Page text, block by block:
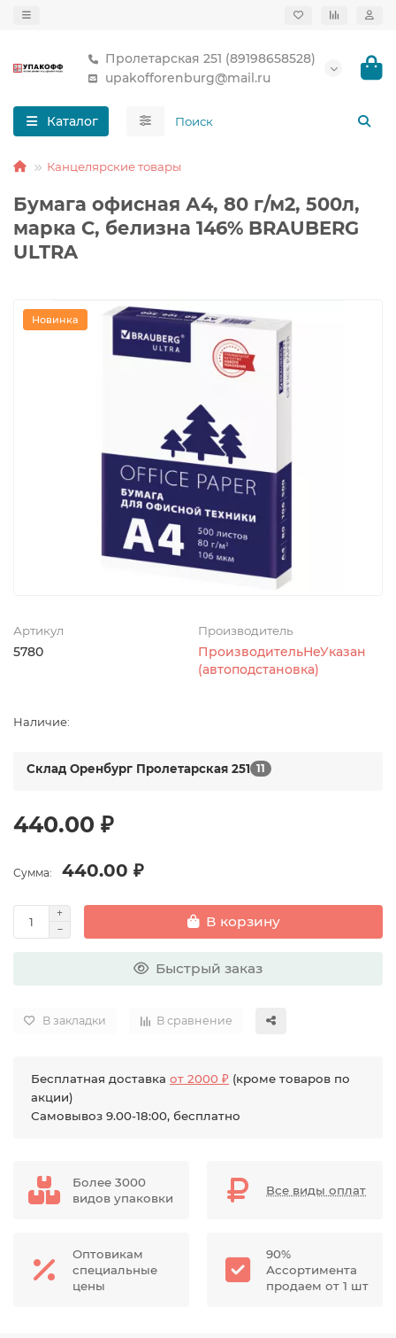
Пролетарская 251 (89198658528)
upakofforenburg@mail.ru
Каталог
Канцелярские товары
Бумага офисная А4, 80 г/м2, 500л,
марка С, белизна 146% BRAUBERG
ULTRA
Новинка
Артикул
5780
Производитель
ПроизводительНеУказан
(автоподстановка)
Наличие:
Склад Оренбург Пролетарская 251 11
440.00 ₽
Сумма: 440.00 ₽
В корзину
Быстрый заказ
В закладки В сравнение
Бесплатная доставка от 2000 ₽ (кроме товаров по
акции)
Самовывоз 9.00-18:00, бесплатно
Более 3000
видов упаковки
Все виды оплат
Оптовикам
специальные
цены
90%
Ассортимента
продаем от 1 шт